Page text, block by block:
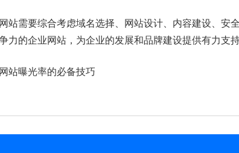
站需要综合考虑域名选择、网站设计、内容建设、安
力的企业网站，为企业的发展和品牌建设提供有力支持
站曝光率的必备技巧